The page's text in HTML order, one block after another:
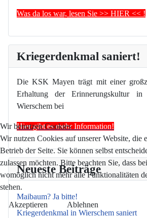
Was da los war, lesen Sie >> HIER << !
Kriegerdenkmal saniert!
Die KSK Mayen trägt mit einer
Erhaltung der Erinnerungskultur in
Wierschem bei
Hier gibt es mehr Information!
Neueste Beiträge
Maibaum? Ja bitte!
Kriegerdenkmal in Wierschem saniert
Wir benutzen Cookies
Wir nutzen Cookies auf unserer Website, die
Betrieb der Seite. Sie können selbst
zulassen möchten. Bitte beachten Sie, dass
womöglich nicht mehr alle Funktionalitäten
stehen.
Akzeptieren Ablehnen